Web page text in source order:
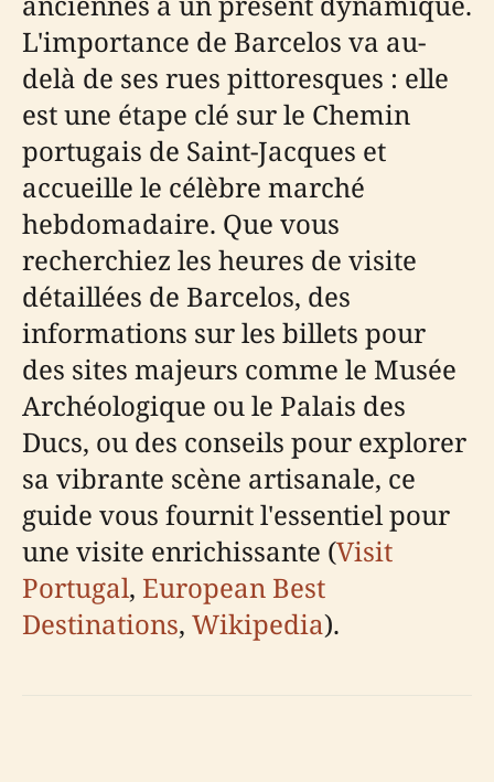
L'importance de Barcelos va au-
delà de ses rues pittoresques : elle
est une étape clé sur le Chemin
portugais de Saint-Jacques et
accueille le célèbre marché
hebdomadaire. Que vous
recherchiez les heures de visite
détaillées de Barcelos, des
informations sur les billets pour
des sites majeurs comme le Musée
Archéologique ou le Palais des
Ducs, ou des conseils pour explorer
sa vibrante scène artisanale, ce
guide vous fournit l'essentiel pour
une visite enrichissante (Visit
Portugal, European Best
Destinations, Wikipedia).